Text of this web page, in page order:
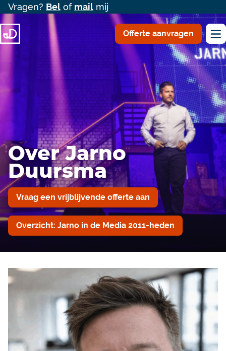
Vragen? Bel of mail mij
Offerte aanvragen
Over Jarno
Duursma
Vraag een vrijblijvende offerte aan
Overzicht: Jarno in de Media 2011-heden